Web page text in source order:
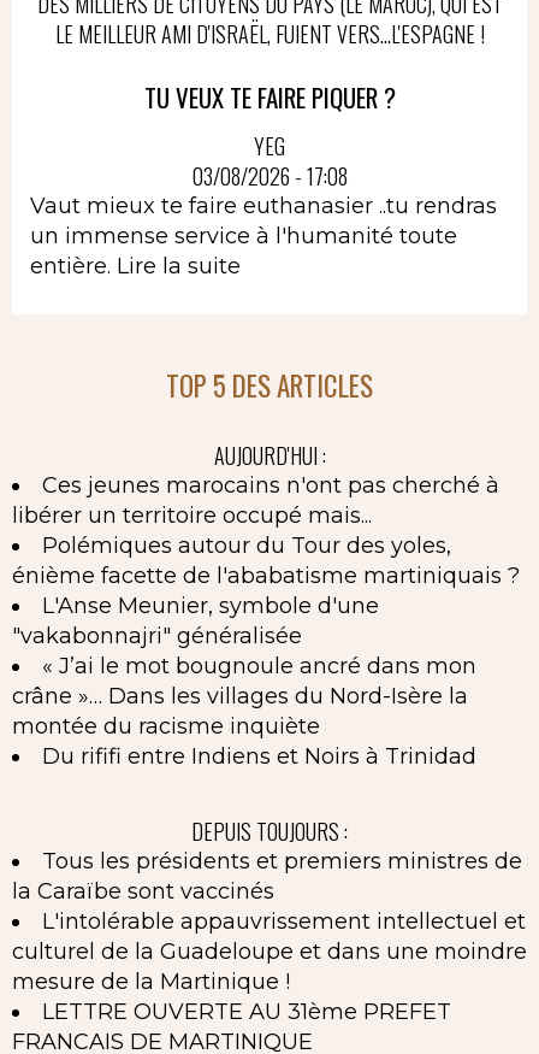
LE MEILLEUR AMI D'ISRAËL, FUIENT VERS...L'ESPAGNE !
TU VEUX TE FAIRE PIQUER ?
YEG
03/08/2026 - 17:08
Vaut mieux te faire euthanasier ..tu rendras
un immense service à l'humanité toute
entière. Lire la suite
TOP 5 DES ARTICLES
AUJOURD'HUI :
Ces jeunes marocains n'ont pas cherché à
libérer un territoire occupé mais...
Polémiques autour du Tour des yoles,
énième facette de l'ababatisme martiniquais ?
L'Anse Meunier, symbole d'une
"vakabonnajri" généralisée
« J’ai le mot bougnoule ancré dans mon
crâne »… Dans les villages du Nord-Isère la
montée du racisme inquiète
Du rififi entre Indiens et Noirs à Trinidad
DEPUIS TOUJOURS :
Tous les présidents et premiers ministres de
la Caraïbe sont vaccinés
L'intolérable appauvrissement intellectuel et
culturel de la Guadeloupe et dans une moindre
mesure de la Martinique !
LETTRE OUVERTE AU 31ème PREFET
FRANCAIS DE MARTINIQUE